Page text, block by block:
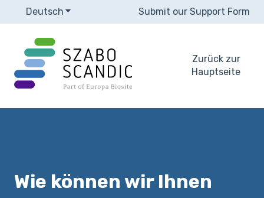
Deutsch Untermenü für Übersetzungen anzeigen
Submit our Support Form
Zurück zur
Hauptseite
Wie können wir Ihnen